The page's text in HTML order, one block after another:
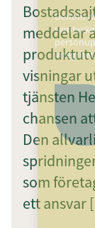
meddelar
visningar
tjänsten
chansen
Den
som
ett
Genom